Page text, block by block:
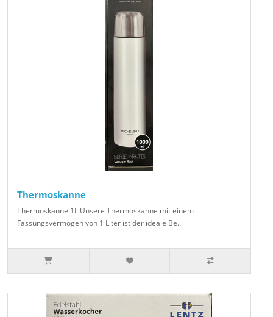
Thermoskanne
Thermoskanne 1L Unsere Thermoskanne mit einem
Fassungsvermögen von 1 Liter ist der ideale Be..